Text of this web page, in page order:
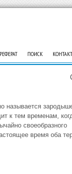
ПОИСК
называется
к тем временам,
своеобразного
время оба